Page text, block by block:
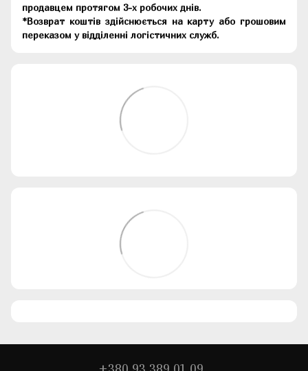
продавцем протягом 3-х робочих днів.
*Возврат коштів здійснюється на карту або грошовим
переказом у відділенні логістичних служб.